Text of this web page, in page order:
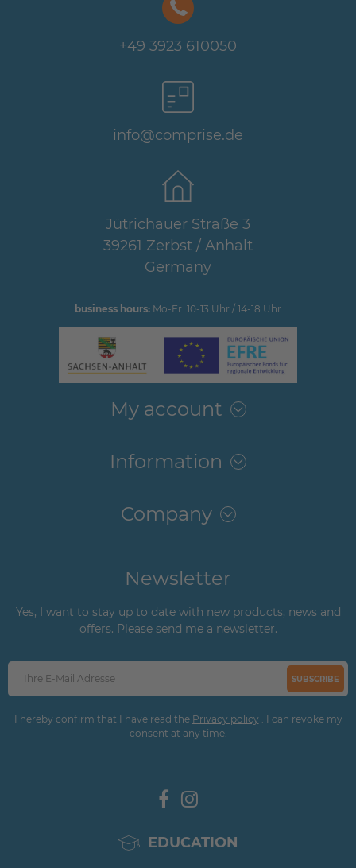
+49 3923 610050
info@comprise.de
Jütrichauer Straße 3
39261 Zerbst / Anhalt
Germany
business hours: Mo-Fr: 10-13 Uhr / 14-18 Uhr
My account
Information
Company
Newsletter
Yes, I want to stay up to date with new products, news and
offers. Please send me a newsletter.
SUBSCRIBE
I hereby confirm that I have read the Privacy policy . I can revoke my
consent at any time.
EDUCATION